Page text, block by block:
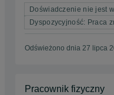
Doświadczenie nie jest
Dyspozycyjność: Praca
Odświeżono dnia 27 lipca
Pracownik fizyczny